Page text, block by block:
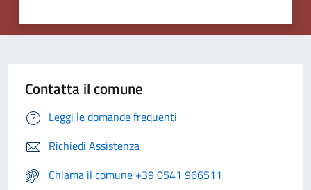
Contatta il comune
Leggi le domande frequenti
Richiedi Assistenza
Chiama il comune +39 0541 966511